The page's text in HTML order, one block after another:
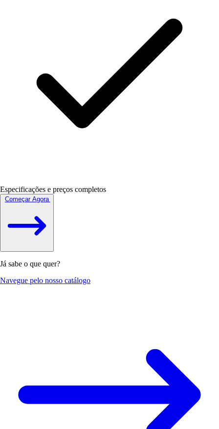
Especificações e preços completos
Já sabe o que quer?
Navegue pelo nosso catálogo